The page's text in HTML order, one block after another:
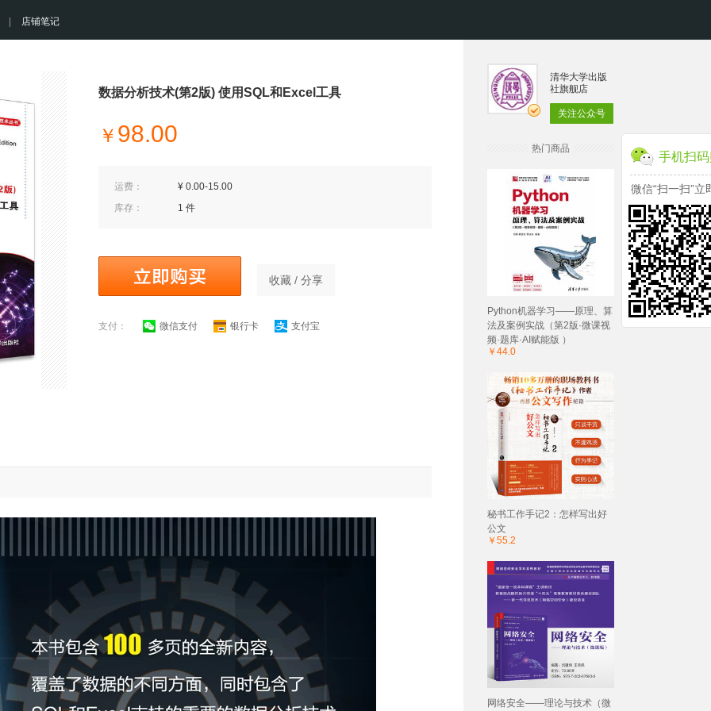
店铺笔记
数据分析技术(第2版) 使用SQL和Excel工具
￥ 98.00
运费：
¥ 0.00-15.00
库存：
1 件
收藏 / 分享
支付： 微信支付 银行卡 支付宝
清华大学出版
社旗舰店
关注公众号
热门商品
Python机器学习——原理、算
法及案例实战（第2版·微课视
频·题库·AI赋能版 ）
￥44.0
秘书工作手记2：怎样写出好
公文
￥55.2
网络安全——理论与技术（微
手机扫
微信“扫一扫”立